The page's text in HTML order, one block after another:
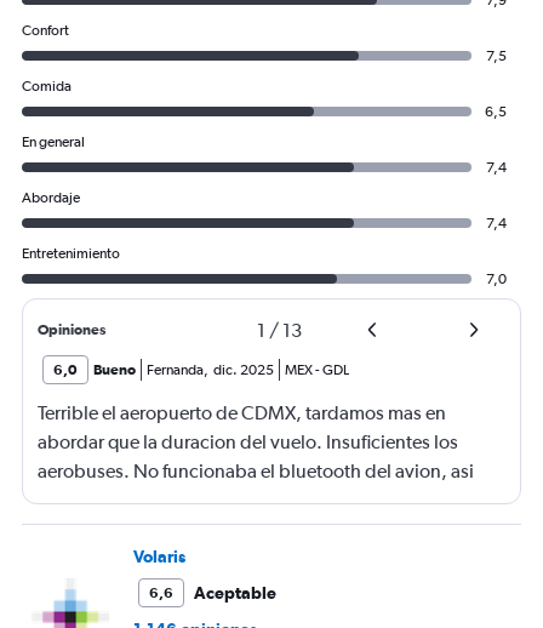
Confort
7,5
Comida
6,5
En general
7,4
Abordaje
7,4
Entretenimiento
7,0
Opiniones 1 / 13
6,0 Bueno Fernanda, dic. 2025 MEX-GDL
Terrible el aeropuerto de CDMX, tardamos mas en
abordar que la duracion del vuelo. Insuficientes los
aerobuses. No funcionaba el bluetooth del avion, asi
quq E no lo pude utilizar
Volaris
6,6
Aceptable